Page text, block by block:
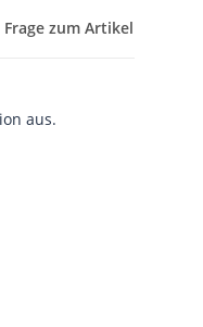
Frage zum Artikel
aus.